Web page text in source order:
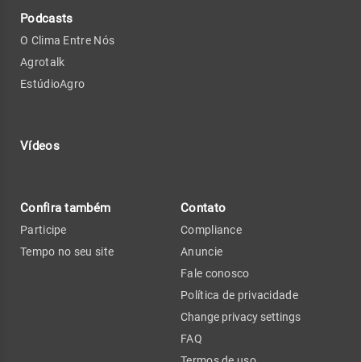
Podcasts
O Clima Entre Nós
Agrotalk
EstúdioAgro
Vídeos
Confira também
Participe
Tempo no seu site
Contato
Compliance
Anuncie
Fale conosco
Política de privacidade
Change privacy settings
FAQ